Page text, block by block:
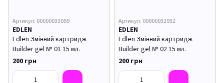
Артикул: 00000033059
EDLEN
Edlen Змінний картридж
Builder gel № 01 15 мл.
200 грн
Артикул: 00000032932
EDLEN
Edlen Змінний картридж
Builder gel № 02 15 мл.
200 грн